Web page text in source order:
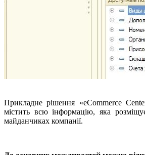
Прикладне рішення «eCommerce
містить всю інформацію, яка
майданчиках компанії.